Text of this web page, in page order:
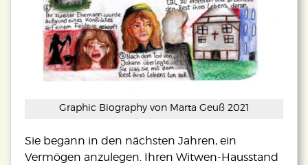
Graphic Biography von Marta Geuß 2021
Sie begann in den nächsten Jahren, ein
Vermögen anzulegen. Ihren Witwen-Hausstand